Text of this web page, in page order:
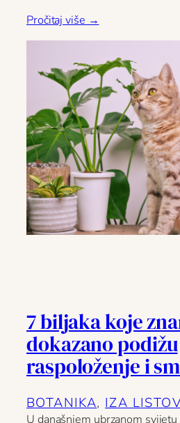
Pročitaj više →
7 biljaka koje
dokazano podižu
raspoloženje i
BOTANIKA, IZA
U današnjem ubrzanom